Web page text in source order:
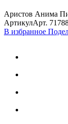
Аристов Анима
АртикулАрт.
В избранное